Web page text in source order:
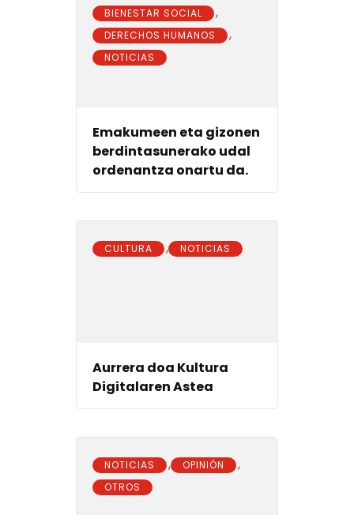
BIENESTAR SOCIAL ,
DERECHOS HUMANOS ,
NOTICIAS
Emakumeen eta gizonen
berdintasunerako udal
ordenantza onartu da.
CULTURA , NOTICIAS
Aurrera doa Kultura
Digitalaren Astea
NOTICIAS , OPINIÓN ,
OTROS